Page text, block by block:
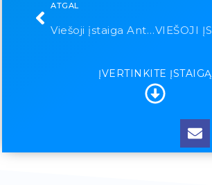
ATGAL
Viešoji įstaiga Antakalnio poliklinika
ĮVERTINKITE ĮSTAIGĄ